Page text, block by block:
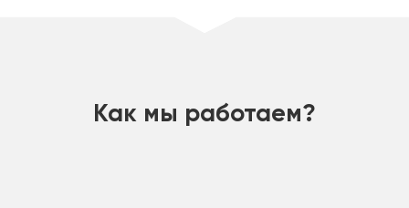
Как мы работаем?